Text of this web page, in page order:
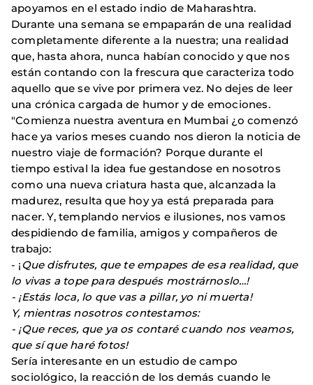
apoyamos en el estado indio de Maharashtra.
Durante una semana se empaparán de una realidad
completamente diferente a la nuestra; una realidad
que, hasta ahora, nunca habían conocido y que nos
están contando con la frescura que caracteriza todo
aquello que se vive por primera vez. No dejes de leer
una crónica cargada de humor y de emociones.
"Comienza nuestra aventura en Mumbai ¿o comenzó
hace ya varios meses cuando nos dieron la noticia de
nuestro viaje de formación? Porque durante el
tiempo estival la idea fue gestandose en nosotros
como una nueva criatura hasta que, alcanzada la
madurez, resulta que hoy ya está preparada para
nacer. Y, templando nervios e ilusiones, nos vamos
despidiendo de familia, amigos y compañeros de
trabajo:
- ¡Que disfrutes, que te empapes de esa realidad, que
lo vivas a tope para después mostrárnoslo…!
- ¡Estás loca, lo que vas a pillar, yo ni muerta!
Y, mientras nosotros contestamos:
- ¡Que reces, que ya os contaré cuando nos veamos,
que sí que haré fotos!
Sería interesante en un estudio de campo
sociológico, la reacción de los demás cuando le